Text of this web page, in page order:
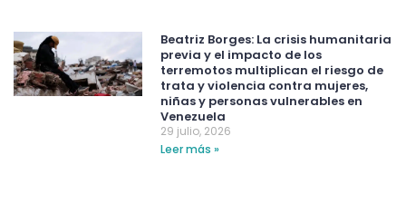
Beatriz Borges: La crisis humanitaria
previa y el impacto de los
terremotos multiplican el riesgo de
trata y violencia contra mujeres,
niñas y personas vulnerables en
Venezuela
29 julio, 2026
Leer más »